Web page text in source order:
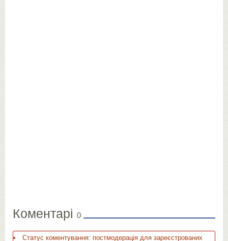
Коментарі 0
Статус коментування: постмодерація для зареєстрованих